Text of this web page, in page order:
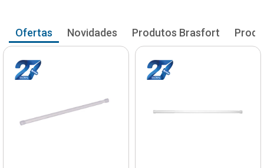
Ofertas Novidades Produtos Brasfort